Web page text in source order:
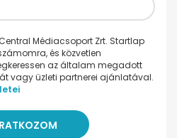
Médiacsoport Zrt. Startlap
és közvetlen
az általam megadott
vagy üzleti partnerei ajánlatával.